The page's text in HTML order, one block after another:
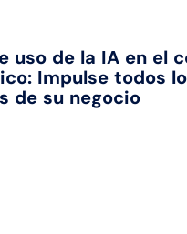
uso de la IA en el
Impulse todos
de su negocio